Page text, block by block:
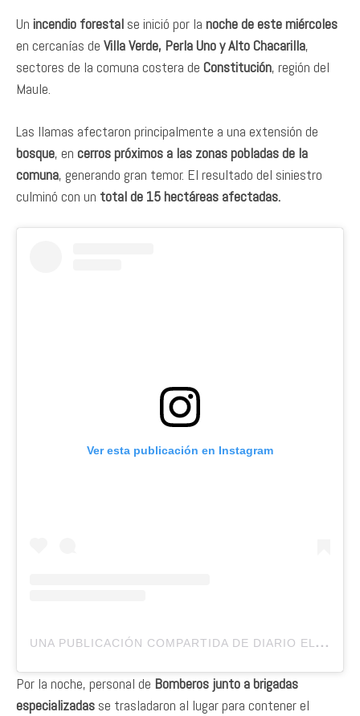
Un incendio forestal se inició por la noche de este miércoles
en cercanías de Villa Verde, Perla Uno y Alto Chacarilla,
sectores de la comuna costera de Constitución, región del
Maule.
Las llamas afectaron principalmente a una extensión de
bosque, en cerros próximos a las zonas pobladas de la
comuna, generando gran temor. El resultado del siniestro
culminó con un total de 15 hectáreas afectadas.
Ver esta publicación en Instagram
U
NA PUBLICACIÓN COMPARTIDA DE DIARIO EL CENTRO (@DIARIOELCENTRO.CL)
Por la noche, personal de Bomberos junto a brigadas
especializadas se trasladaron al lugar para contener el